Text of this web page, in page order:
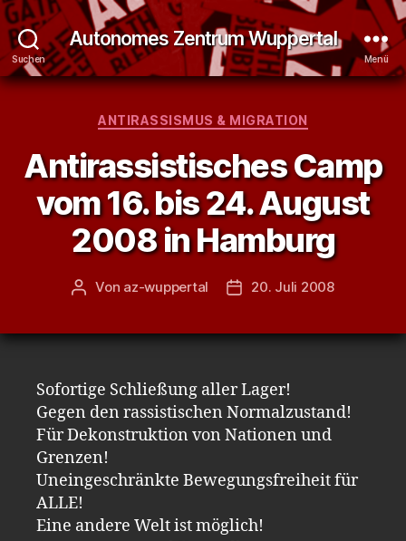
Suchen
Autonomes Zentrum Wuppertal
Menü
Kategorien
ANTIRASSISMUS & MIGRATION
Antirassistisches Camp
vom 16. bis 24. August
2008 in Hamburg
Beitragsautor
Von az-wuppertal Veröffentlichungsdatum
20. Juli 2008
Sofortige Schließung aller Lager!
Gegen den rassistischen Normalzustand!
Für Dekonstruktion von Nationen und
Grenzen!
Uneingeschränkte Bewegungsfreiheit für
ALLE!
Eine andere Welt ist möglich!